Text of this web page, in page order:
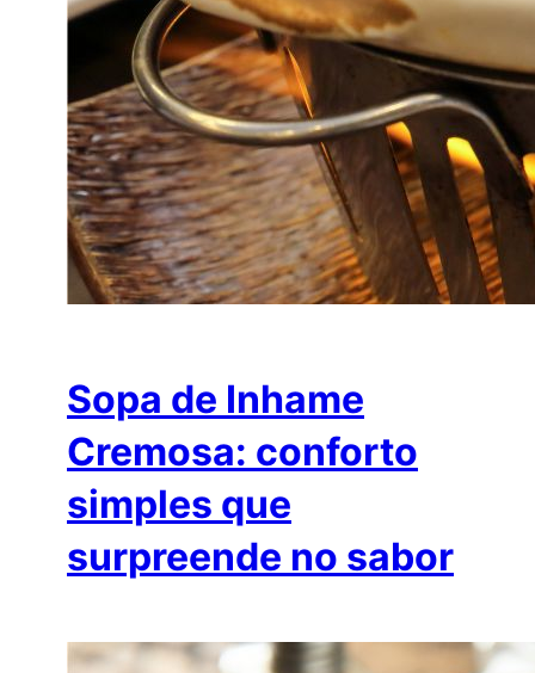
Sopa de Inhame
Cremosa: conforto
simples que
surpreende no sabor